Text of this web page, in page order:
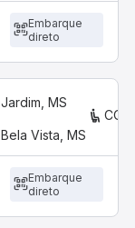
Embarque
direto
Jardim, MS
Bela Vista, MS
Embarque
direto